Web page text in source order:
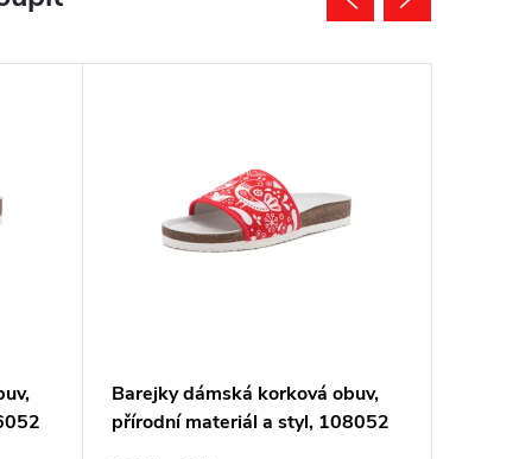
Barejky dámská korková obuv,
přírodní materiál a styl, 108052